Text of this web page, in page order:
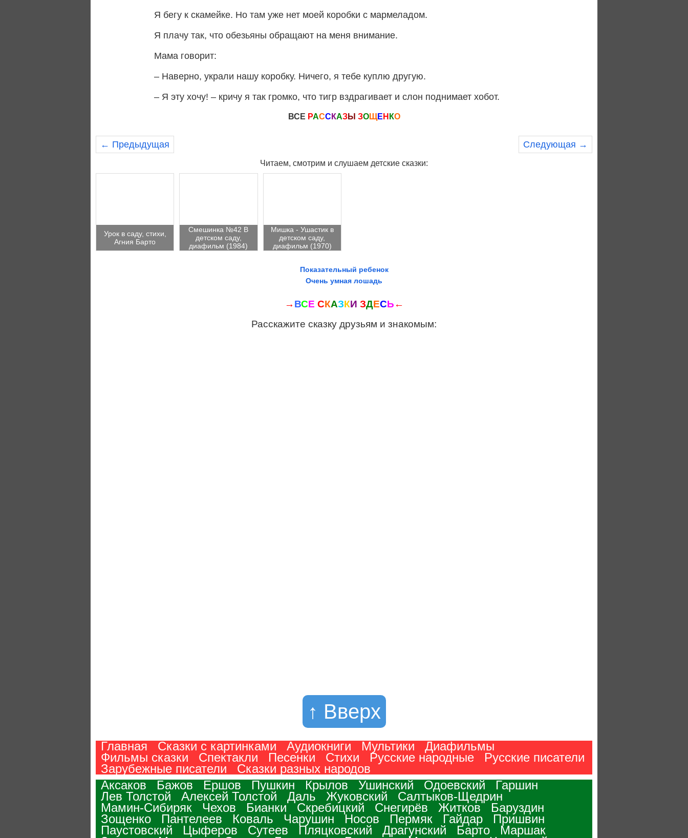
Я бегу к скамейке. Но там уже нет моей коробки с мармеладом.
Я плачу так, что обезьяны обращают на меня внимание.
Мама говорит:
– Наверно, украли нашу коробку. Ничего, я тебе куплю другую.
– Я эту хочу! – кричу я так громко, что тигр вздрагивает и слон поднимает хобот.
ВСЕ РАСС КАЗЫ ЗОЩЕ Н КО
← Предыдущая Следующая →
Читаем, смотрим и слушаем детские сказки:
Урок в саду, стихи,
Агния Барто
Смешинка №42 В
детском саду,
диафильм (1984)
Мишка - Ушастик в
детском саду,
диафильм (1970)
Показательный ребенок
Очень умная лошадь
→ ВСЕ СКАЗКИ ЗДЕСЬ ←
Расскажите сказку друзьям и знакомым:
↑ Вверх
Главная Сказки с картинками Аудиокниги Мультики
Диафильмы
Фильмы сказки
Спектакли Песенки Стихи Русские народные
Русские писатели
Зарубежные писатели
Сказки разных народов
Аксаков
Бажов Ершов Пушкин Крылов Ушинский Одоевский
Гаршин
Лев Толстой
Алексей Толстой Даль Жуковский
Салтыков-Щедрин
Мамин-Сибиряк
Чехов Бианки Скребицкий Снегирёв Житков
Баруздин
Зощенко
Пантелеев Коваль Чарушин Носов Пермяк Гайдар
Пришвин
Паустовский
Цыферов Сутеев Пляцковский Драгунский Барто
Маршак